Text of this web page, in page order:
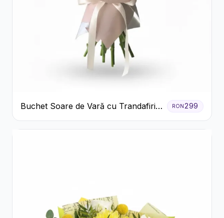
Buchet Soare de Vară cu Trandafiri
Galbeni și Crizanteme Albe
RON299